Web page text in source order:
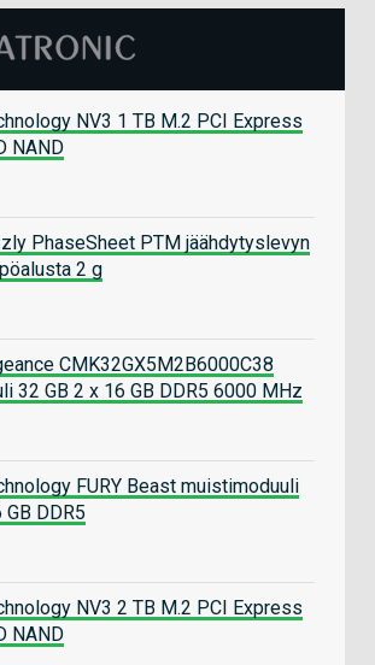
NV3 1 TB M.2 PCI Express
NAND
PhaseSheet PTM jäähdytyslevyn
2 g
CMK32GX5M2B6000C38
32 GB 2 x 16 GB DDR5 6000 MHz
FURY Beast muistimoduuli
DDR5
NV3 2 TB M.2 PCI Express
NAND